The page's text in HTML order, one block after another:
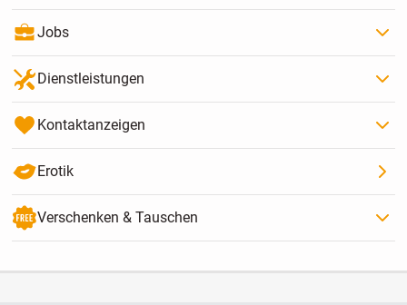
Jobs
Dienstleistungen
Kontaktanzeigen
Erotik
Verschenken & Tauschen